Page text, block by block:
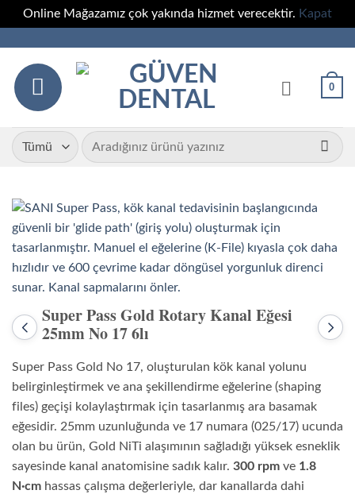
Online Mağazamız çok yakında hizmet verecektir. Kapat
0
Ara:
Önceki
Pass
Gold
Rotary
Kanal
Eğesi
25mm
No
6lı
Super Pass Gold Rotary Kanal Eğesi
25mm No 17 6lı
Super Pass Gold No 17, oluşturulan kök kanal yolunu
belirginleştirmek ve ana şekillendirme eğelerine (shaping
files) geçişi kolaylaştırmak için tasarlanmış ara basamak
eğesidir. 25mm uzunluğunda ve 17 numara (025/17) ucunda
olan bu ürün, Gold NiTi alaşımının sağladığı yüksek esneklik
sayesinde kanal anatomisine sadık kalır. 300 rpm ve 1.8
N·cm hassas çalışma değerleriyle, dar kanallarda dahi